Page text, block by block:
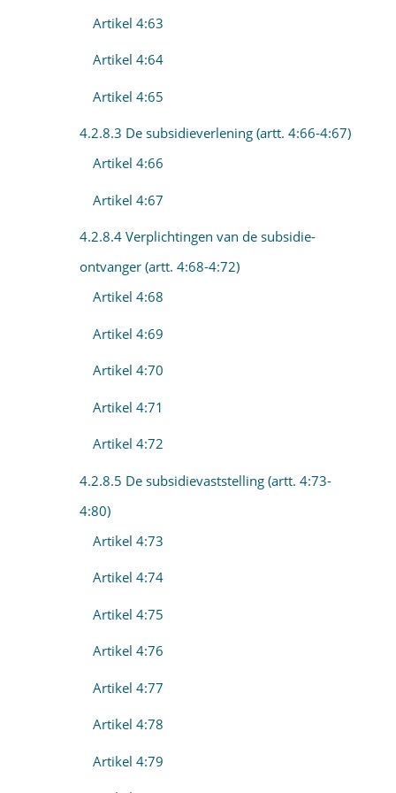
Artikel 4:63
Artikel 4:64
Artikel 4:65
4.2.8.3 De subsidieverlening (artt. 4:66-4:67)
Artikel 4:66
Artikel 4:67
4.2.8.4 Verplichtingen van de subsidie-
ontvanger (artt. 4:68-4:72)
Artikel 4:68
Artikel 4:69
Artikel 4:70
Artikel 4:71
Artikel 4:72
4.2.8.5 De subsidievaststelling (artt. 4:73-
4:80)
Artikel 4:73
Artikel 4:74
Artikel 4:75
Artikel 4:76
Artikel 4:77
Artikel 4:78
Artikel 4:79